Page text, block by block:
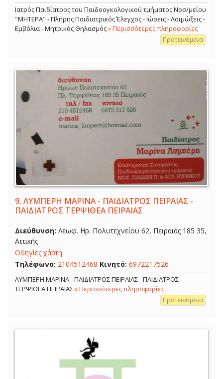
Ιατρός Παιδίατρος του Παιδοογκολογικού τμήματος Νοσ/μείου
"ΜΗΤΕΡΑ" - Πλήρης Παιδιατρικός Έλεγχος - Ιώσεις - Λοιμώξεις -
Εμβόλια - Μητρικός Θηλασμός» Περισσότερες πληροφορίες
Προτεινόμενα
9. ΛΥΜΠΕΡΗ ΜΑΡΙΝΑ - ΠΑΙΔΙΑΤΡΟΣ ΠΕΙΡΑΙΑΣ -
ΠΑΙΔΙΑΤΡΟΣ ΤΕΡΨΙΘΕΑ ΠΕΙΡΑΙΑΣ
Διεύθυνση: Λεωφ. Ηρ. Πολυτεχνείου 62, Πειραιάς 185 35,
Αττικής
Οδηγίες χάρτη
Τηλέφωνο: 2104512468 Κινητό: 6972217526
ΛΥΜΠΕΡΗ ΜΑΡΙΝΑ - ΠΑΙΔΙΑΤΡΟΣ ΠΕΙΡΑΙΑΣ - ΠΑΙΔΙΑΤΡΟΣ
ΤΕΡΨΙΘΕΑ ΠΕΙΡΑΙΑΣ» Περισσότερες πληροφορίες
Προτεινόμενα